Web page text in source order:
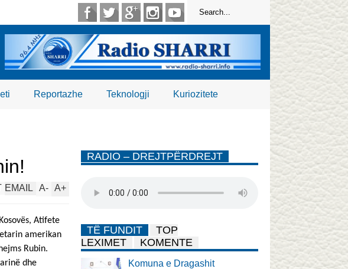
Reportazhe Teknologji Kuriozitete
A+
A-
EMAIL
Atifete
amerikan
Rubin.
dhe
RADIO – DREJTPËRDREJT
TË FUNDIT
TOP
LEXIMET
KOMENTE
Komuna e Dragashit